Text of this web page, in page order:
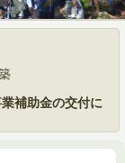
補助金の交付に